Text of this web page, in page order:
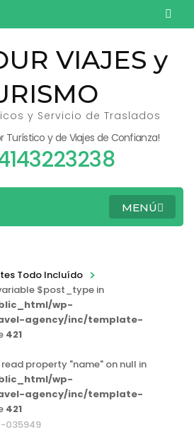
VIAJES y
y Servicio de Traslados
Turístico y de Viajes de Confianza!
MENÚ
Todo Incluído >
$post_type in
wp-
agency/inc/template-
421
property "name" on null in
wp-
agency/inc/template-
421
035949